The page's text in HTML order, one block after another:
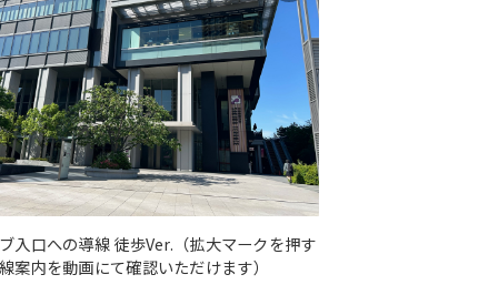
入口への導線 徒歩Ver.（拡大マークを押す
案内を動画にて確認いただけます）